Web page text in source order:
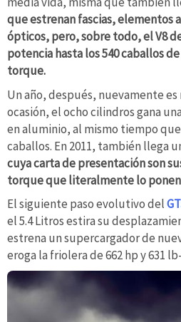
que estrenan fascias, elementos
ópticos, pero, sobre todo, el V8
potencia hasta los 540 caballos
torque.
Un año, después, nuevamente
ocasión, el ocho cilindros gana
en aluminio, al mismo tiempo
caballos. En 2011, también llega
cuya carta de presentación son
torque que literalmente lo
El siguiente paso evolutivo del
el 5.4 Litros estira su
estrena un supercargador de
eroga la friolera de 662 hp y 631